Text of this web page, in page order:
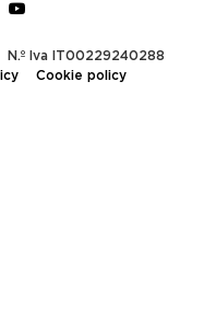
N.º Iva IT00229240288
Cookie policy